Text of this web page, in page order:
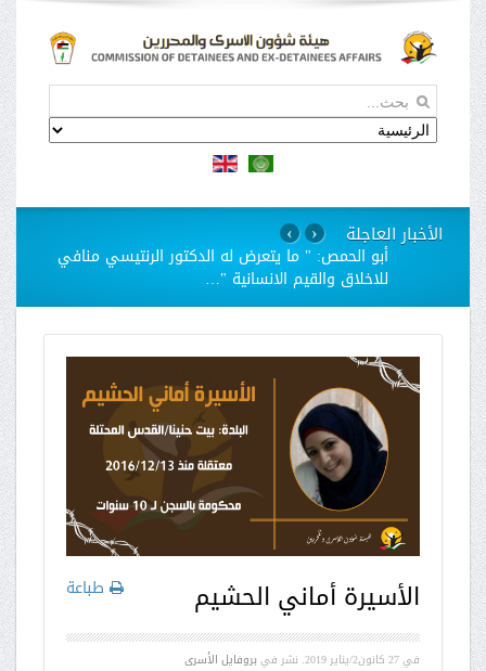
الأخبار العاجلة
استمرار مسلسل الانتهاكات بحق الاسيرات في سجن
"الدامون"
› ‹
طباعة الأسيرة أماني الحشيم
في27 كانون2/يناير 2019 . نشر في بروفايل الأسرى